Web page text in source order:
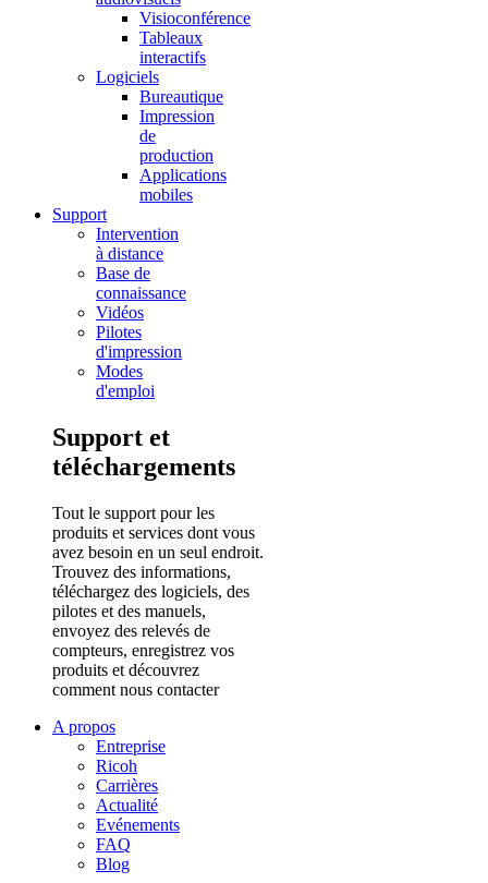
Visioconférence
Tableaux
interactifs
Logiciels
Bureautique
Impression
de
production
Applications
mobiles
Support
Intervention
à distance
Base de
connaissance
Vidéos
Pilotes
d'impression
Modes
d'emploi
Support et
téléchargements
Tout le support pour les
produits et services dont vous
avez besoin en un seul endroit.
Trouvez des informations,
téléchargez des logiciels, des
pilotes et des manuels,
envoyez des relevés de
compteurs, enregistrez vos
produits et découvrez
comment nous contacter
A propos
Entreprise
Ricoh
Carrières
Actualité
Evénements
FAQ
Blog